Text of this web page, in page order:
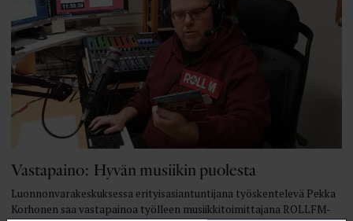
Vastapaino: Hyvän musiikin puolesta
Luonnonvarakeskuksessa erityisasiantuntijana työskentelevä Pekka
Korhonen saa vastapainoa työlleen musiikkitoimittajana ROLLFM-